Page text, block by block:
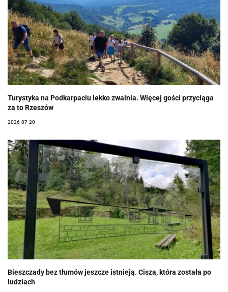
Turystyka na Podkarpaciu lekko zwalnia. Więcej gości przyciąga
za to Rzeszów
2026-07-20
Bieszczady bez tłumów jeszcze istnieją. Cisza, która została po
ludziach